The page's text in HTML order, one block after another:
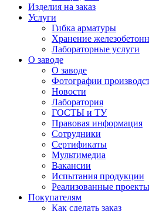
Изделия на заказ
Услуги
Гибка арматуры
Хранение
Лабораторные услуги
О заводе
О заводе
Фотографии
Новости
Лаборатория
ГОСТЫ и ТУ
Правовая информация
Сотрудники
Сертификаты
Мультимедиа
Вакансии
Испытания продукции
Реализованные проекты
Покупателям
Как сделать заказ